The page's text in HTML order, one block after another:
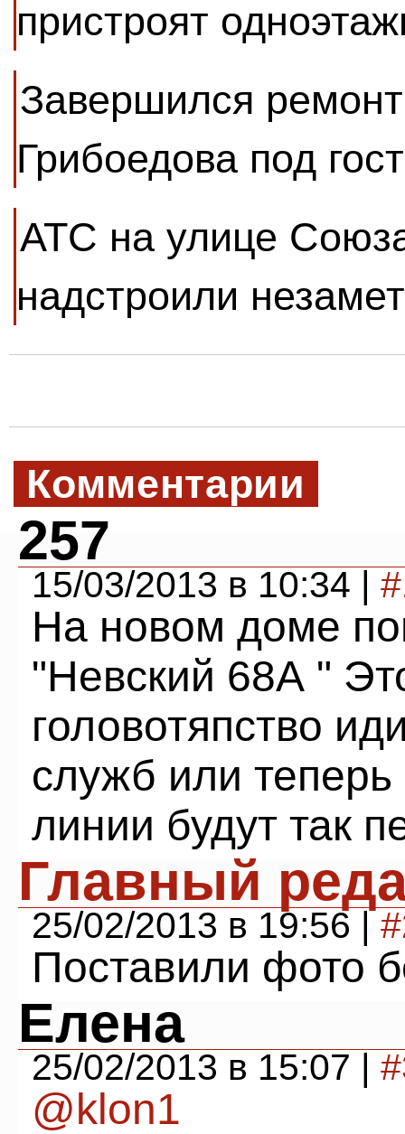
пристроят
Завершился
Грибоедова под
АТС на улице
надстроили
Комментарии
257
15/03/2013 в 10:34 |
На новом доме
"Невский 68А "
головотяпство
служб или
линии будут так
Главный
25/02/2013 в 19:56 |
Поставили фото
Елена
25/02/2013 в 15:07 |
@klon1